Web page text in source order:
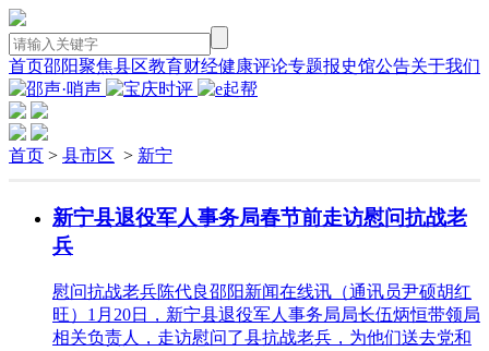
首页邵阳聚焦县区教育财经健康评论专题报史馆公告关于我们
首页 > 县市区 > 新宁
新宁县退役军人事务局春节前走访慰问抗战老
兵
慰问抗战老兵陈代良邵阳新闻在线讯（通讯员尹硕胡红
旺）1月20日，新宁县退役军人事务局局长伍炳恒带领局
相关负责人，走访慰问了县抗战老兵，为他们送去党和